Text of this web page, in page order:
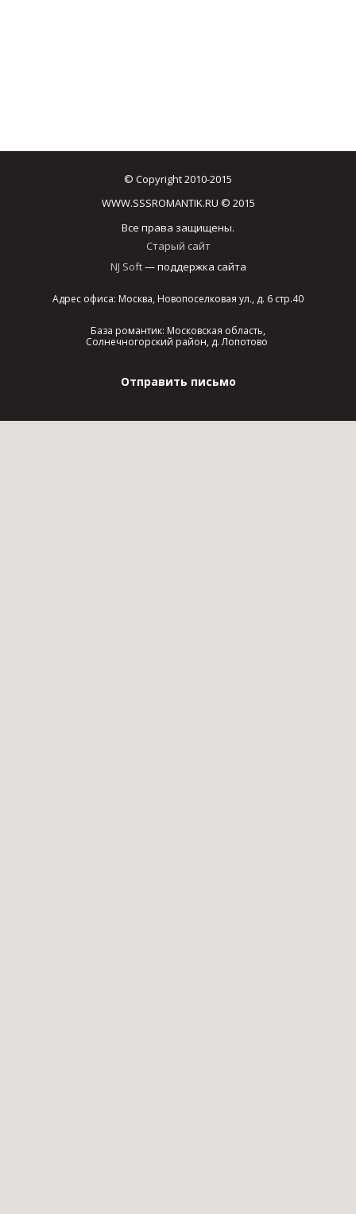
© Copyright 2010-2015
WWW.SSSROMANTIK.RU © 2015
Все права защищены.
Старый сайт
NJ Soft— поддержка сайта
Адрес офиса: Москва, Новопоселковая ул., д. 6 стр.40
База романтик: Московская область,
Солнечногорский район, д. Лопотово
Отправить письмо